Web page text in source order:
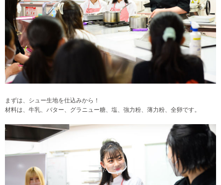
まずは、シュー生地を仕込みから！
材料は、牛乳、バター、グラニュー糖、塩、強力粉、薄力粉、全卵です。